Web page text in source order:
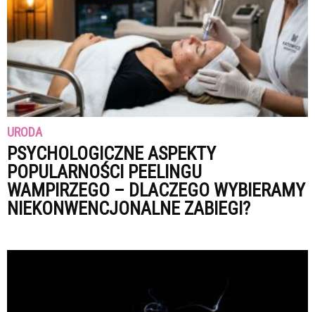
URODA
PSYCHOLOGICZNE ASPEKTY
POPULARNOŚCI PEELINGU
WAMPIRZEGO – DLACZEGO WYBIERAMY
NIEKONWENCJONALNE ZABIEGI?